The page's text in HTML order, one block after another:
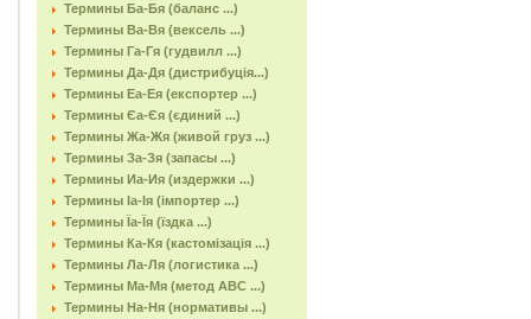
Термины Ба-Бя (баланс ...)
Термины Ва-Вя (вексель ...)
Термины Га-Гя (гудвилл ...)
Термины Да-Дя (дистрибуція...)
Термины Еа-Ея (експортер ...)
Термины Єа-Єя (єдиний ...)
Термины Жа-Жя (живой груз ...)
Термины За-Зя (запасы ...)
Термины Иа-Ия (издержки ...)
Термины Іа-Ія (імпортер ...)
Термины Їа-Їя (їздка ...)
Термины Ка-Кя (кастомізація ...)
Термины Ла-Ля (логистика ...)
Термины Ма-Мя (метод АВС ...)
Термины На-Ня (нормативы ...)